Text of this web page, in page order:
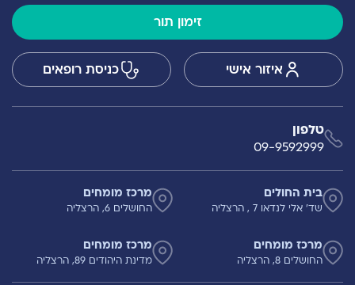
זימון תור
איזור אישי כניסת רופאים
טלפון
09-9592999
בית החולים
שד' אלי לנדאו 7 , הרצליה
מרכז מומחים
החושלים 6, הרצליה
מרכז מומחים
החושלים 8, הרצליה
מרכז מומחים
מדינת היהודים 89, הרצליה